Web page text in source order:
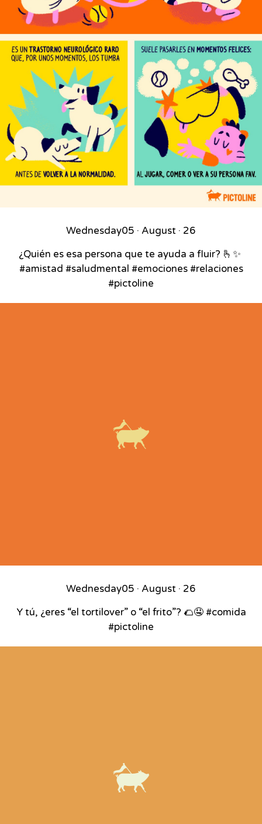
Wednesday05 · August · 26
¿Quién es esa persona que te ayuda a fluir? 🫰✨⁣ ⁣
#amistad #saludmental #emociones #relaciones
#pictoline
Wednesday05 · August · 26
Y tú, ¿eres “el tortilover” o “el frito”? 🌮🤤 #comida
#pictoline